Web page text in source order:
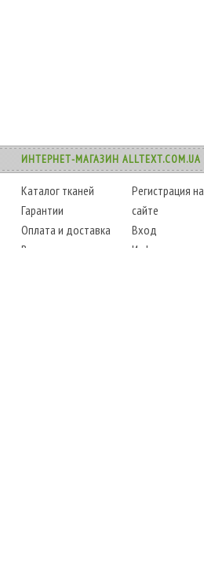
ИНТЕРНЕТ-МАГАЗИН ALLTEXT.COM.UA
Каталог тканей
Гарантии
Оплата и доставка
Возврат товара
Регистрация на
сайте
Вход
Информация